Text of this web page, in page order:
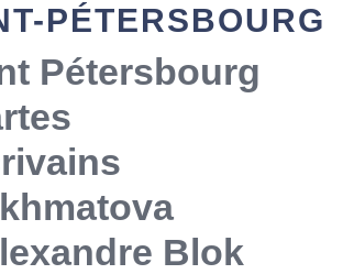
PÉTERSBOURG
Pétersbourg
Blok